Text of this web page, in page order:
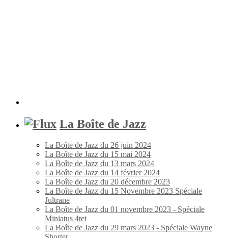
La Boîte de Jazz
La Boîte de Jazz du 26 juin 2024
La Boîte de Jazz du 15 mai 2024
La Boîte de Jazz du 13 mars 2024
La Boîte de Jazz du 14 février 2024
La Boîte de Jazz du 20 décembre 2023
La Boîte de Jazz du 15 Novembre 2023 Spéciale
Jultrane
La Boîte de Jazz du 01 novembre 2023 - Spéciale
Miniatus 4tet
La Boîte de Jazz du 29 mars 2023 - Spéciale Wayne